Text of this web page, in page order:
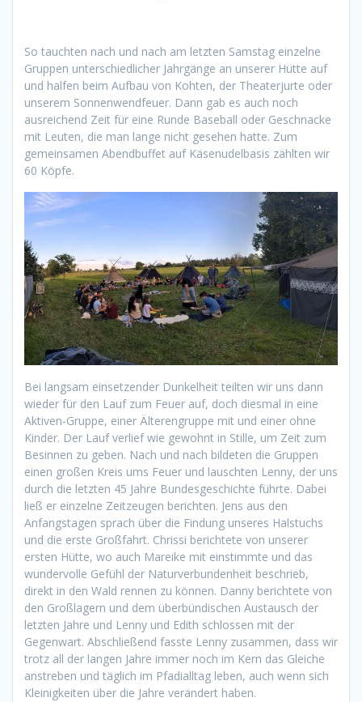
So tauchten nach und nach am letzten Samstag einzelne
Gruppen unterschiedlicher Jahrgänge an unserer Hütte auf
und halfen beim Aufbau von Kohten, der Theaterjurte oder
unserem Sonnenwendfeuer. Dann gab es auch noch
ausreichend Zeit für eine Runde Baseball oder Geschnacke
mit Leuten, die man lange nicht gesehen hatte. Zum
gemeinsamen Abendbuffet auf Käsenudelbasis zählten wir
60 Köpfe.
Bei langsam einsetzender Dunkelheit teilten wir uns dann
wieder für den Lauf zum Feuer auf, doch diesmal in eine
Aktiven-Gruppe, einer Älterengruppe mit und einer ohne
Kinder. Der Lauf verlief wie gewohnt in Stille, um Zeit zum
Besinnen zu geben. Nach und nach bildeten die Gruppen
einen großen Kreis ums Feuer und lauschten Lenny, der uns
durch die letzten 45 Jahre Bundesgeschichte führte. Dabei
ließ er einzelne Zeitzeugen berichten. Jens aus den
Anfangstagen sprach über die Findung unseres Halstuchs
und die erste Großfahrt. Chrissi berichtete von unserer
ersten Hütte, wo auch Mareike mit einstimmte und das
wundervolle Gefühl der Naturverbundenheit beschrieb,
direkt in den Wald rennen zu können. Danny berichtete von
den Großlagern und dem überbündischen Austausch der
letzten Jahre und Lenny und Edith schlossen mit der
Gegenwart. Abschließend fasste Lenny zusammen, dass wir
trotz all der langen Jahre immer noch im Kern das Gleiche
anstreben und täglich im Pfadialltag leben, auch wenn sich
Kleinigkeiten über die Jahre verändert haben.